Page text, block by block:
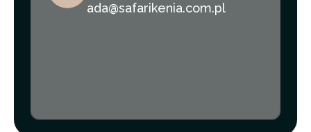
ada@safarikenia.com.pl